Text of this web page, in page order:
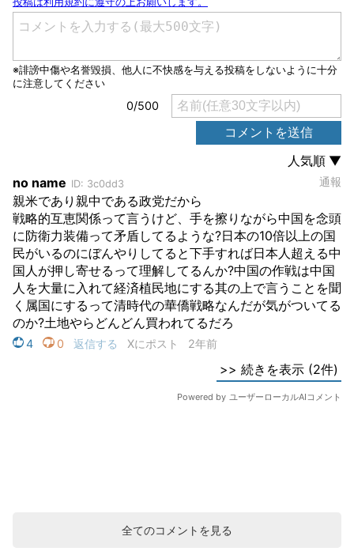
全てのコメントを見る